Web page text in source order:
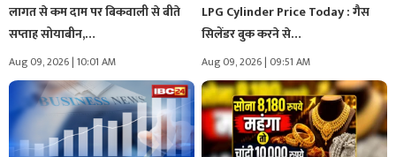
लागत से कम दाम पर बिकवाली से बीते
सप्ताह सोयाबीन,…
Aug 09, 2026 | 10:01 AM
LPG Cylinder Price Today : गैस
सिलेंडर बुक करने से…
Aug 09, 2026 | 09:51 AM